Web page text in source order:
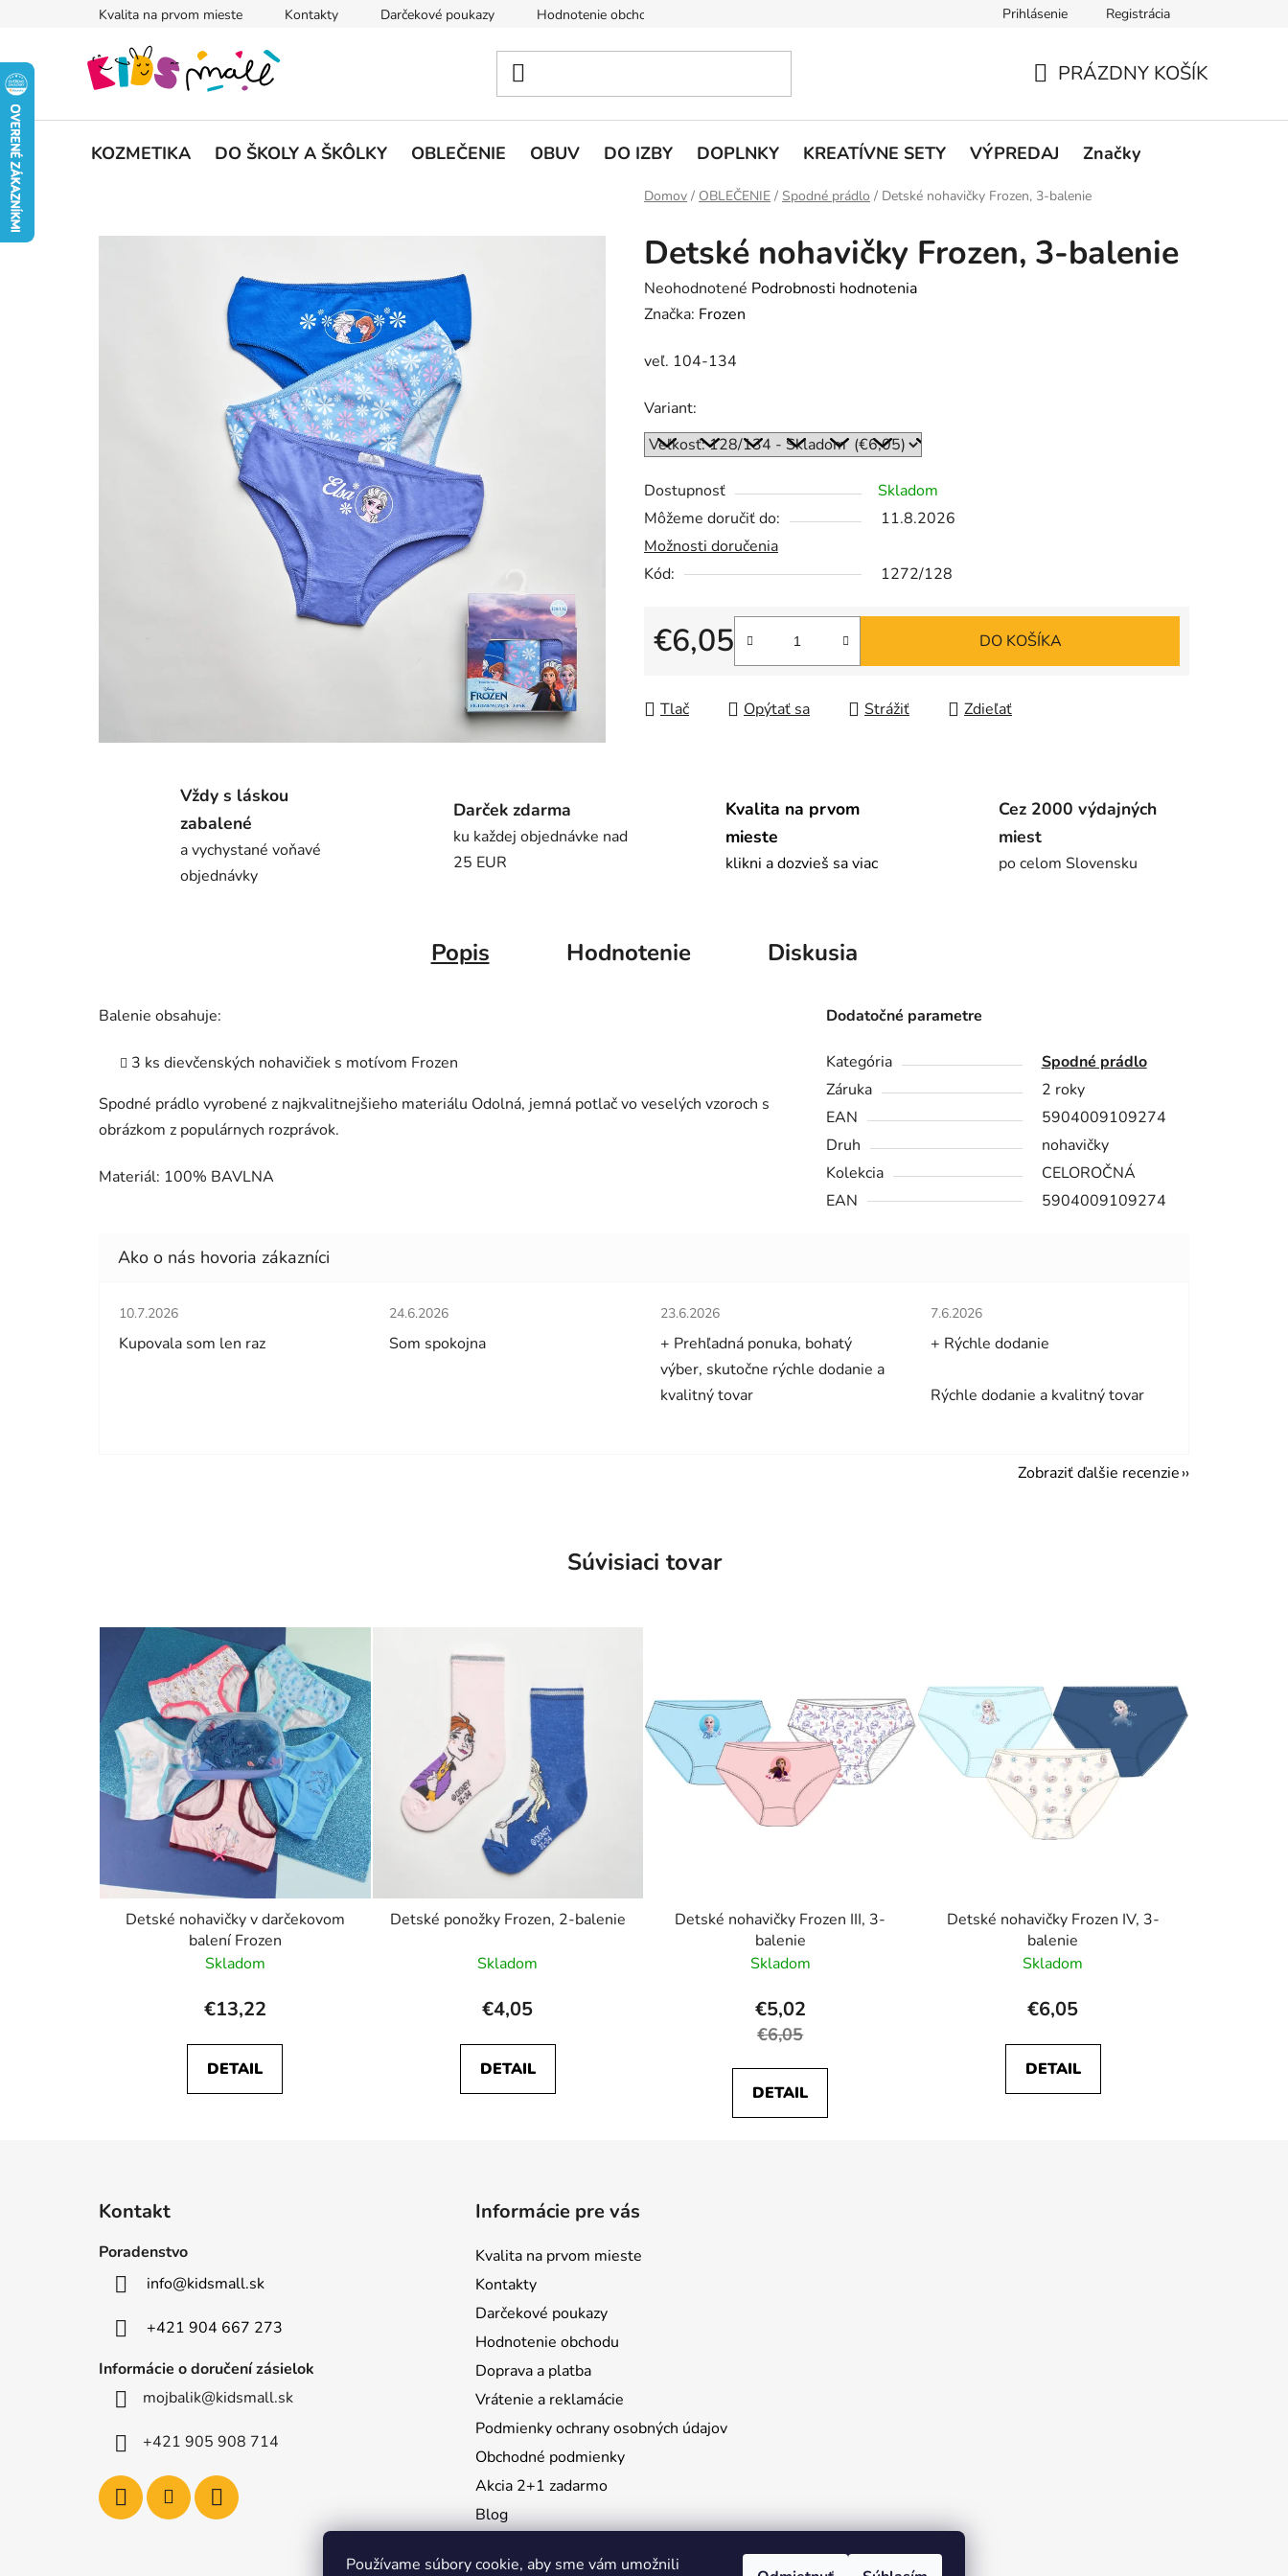
Používame súbory cookie, aby sme vám umožnili
Kvalita na prvom mieste Kontakty Darčekové poukazy Hodnotenie obchodu Podmienky ochrany osobných údajov
Prihlásenie Registrácia
KOŠÍK
PRÁZDNY KOŠÍK
KOZMETIKA DO ŠKOLY A ŠKÔLKY OBLEČENIE OBUV DO IZBY DOPLNKY KREATÍVNE SETY VÝPREDAJ Značky
Domov / OBLEČENIE / Spodné prádlo / Detské nohavičky Frozen, 3-balenie
Detské nohavičky Frozen, 3-balenie
Priemerné
hodnotenie
je
z
5
Neohodnotené Podrobnosti hodnotenia
Značka: Frozen
veľ. 104-134
Variant:
Dostupnosť
Skladom
Môžeme doručiť do:
11.8.2026
Možnosti doručenia
Kód:
1272/128
€6,05
Jednotková cena:
DO KOŠÍKA
Tlač Opýtať sa Strážiť Zdieľať
Vždy s láskou
zabalené
a vychystané voňavé
objednávky
Darček zdarma
ku každej objednávke nad
25 EUR
Kvalita na prvom
mieste
klikni a dozvieš sa viac
Cez 2000 výdajných
miest
po celom Slovensku
Popis Hodnotenie Diskusia
Balenie obsahuje:
3 ks dievčenských nohavičiek s motívom Frozen
Spodné prádlo vyrobené z najkvalitnejšieho materiálu Odolná, jemná potlač vo veselých vzoroch s
obrázkom z populárnych rozprávok.
Materiál: 100% BAVLNA
Dodatočné parametre
Kategória
Spodné prádlo
Záruka
2 roky
EAN
5904009109274
Druh
nohavičky
Kolekcia
CELOROČNÁ
EAN
5904009109274
Hodnotenie obchodu je 5 z 5 hviezdičiek.
10.7.2026
Kupovala som len raz
Hodnotenie obchodu je 5 z 5 hviezdičiek.
24.6.2026
Som spokojna
Hodnotenie obchodu je 5 z 5 hviezdičiek.
23.6.2026
+ Prehľadná ponuka, bohatý
výber, skutočne rýchle dodanie a
kvalitný tovar
Hodnotenie obchodu je 5 z 5 hviezdičiek.
7.6.2026
+ Rýchle dodanie
Rýchle dodanie a kvalitný tovar
Zobraziť ďalšie recenzie
Súvisiaci tovar
Detské nohavičky v darčekovom
balení Frozen
Skladom
€13,22
DETAIL
Detské ponožky Frozen, 2-balenie
Skladom
€4,05
DETAIL
Detské nohavičky Frozen III, 3-
balenie
Skladom
€5,02
€6,05
DETAIL
Detské nohavičky Frozen IV, 3-
balenie
Skladom
€6,05
DETAIL
Kontakt
Poradenstvo
info@kidsmall.sk
+421 904 667 273
Informácie o doručení zásielok
mojbalik@kidsmall.sk
+421 905 908 714
Informácie pre vás
Kvalita na prvom mieste
Kontakty
Darčekové poukazy
Hodnotenie obchodu
Doprava a platba
Vrátenie a reklamácie
Podmienky ochrany osobných údajov
Obchodné podmienky
Akcia 2+1 zadarmo
Blog